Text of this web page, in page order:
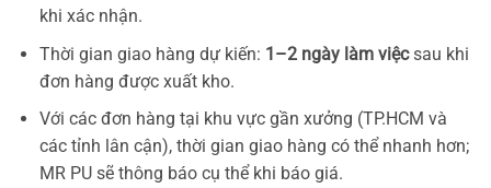
khi xác nhận.
Thời gian giao hàng dự kiến: 1–2 ngày làm việcsau khi
đơn hàng được xuất kho.
Với các đơn hàng tại khu vực gần xưởng (TP.HCM và
các tỉnh lân cận), thời gian giao hàng có thể nhanh hơn;
MR PU sẽ thông báo cụ thể khi báo giá.